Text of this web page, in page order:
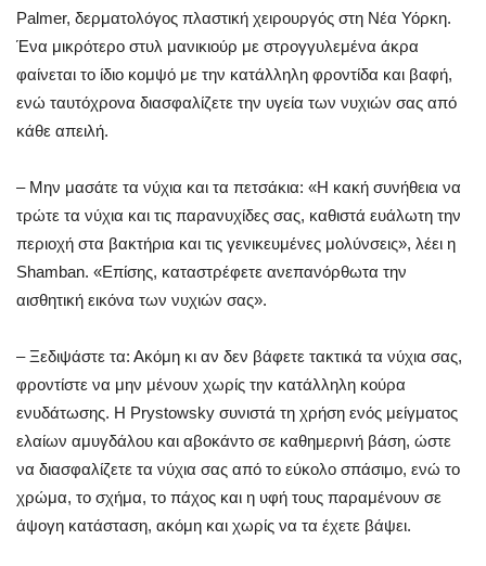
Palmer, δερματολόγος πλαστική χειρουργός στη Νέα Υόρκη.
Ένα μικρότερο στυλ μανικιούρ με στρογγυλεμένα άκρα
φαίνεται το ίδιο κομψό με την κατάλληλη φροντίδα και βαφή,
ενώ ταυτόχρονα διασφαλίζετε την υγεία των νυχιών σας από
κάθε απειλή.
– Μην μασάτε τα νύχια και τα πετσάκια: «Η κακή συνήθεια να
τρώτε τα νύχια και τις παρανυχίδες σας, καθιστά ευάλωτη την
περιοχή στα βακτήρια και τις γενικευμένες μολύνσεις», λέει η
Shamban. «Επίσης, καταστρέφετε ανεπανόρθωτα την
αισθητική εικόνα των νυχιών σας».
– Ξεδιψάστε τα: Ακόμη κι αν δεν βάφετε τακτικά τα νύχια σας,
φροντίστε να μην μένουν χωρίς την κατάλληλη κούρα
ενυδάτωσης. Η Prystowsky συνιστά τη χρήση ενός μείγματος
ελαίων αμυγδάλου και αβοκάντο σε καθημερινή βάση, ώστε
να διασφαλίζετε τα νύχια σας από το εύκολο σπάσιμο, ενώ το
χρώμα, το σχήμα, το πάχος και η υφή τους παραμένουν σε
άψογη κατάσταση, ακόμη και χωρίς να τα έχετε βάψει.